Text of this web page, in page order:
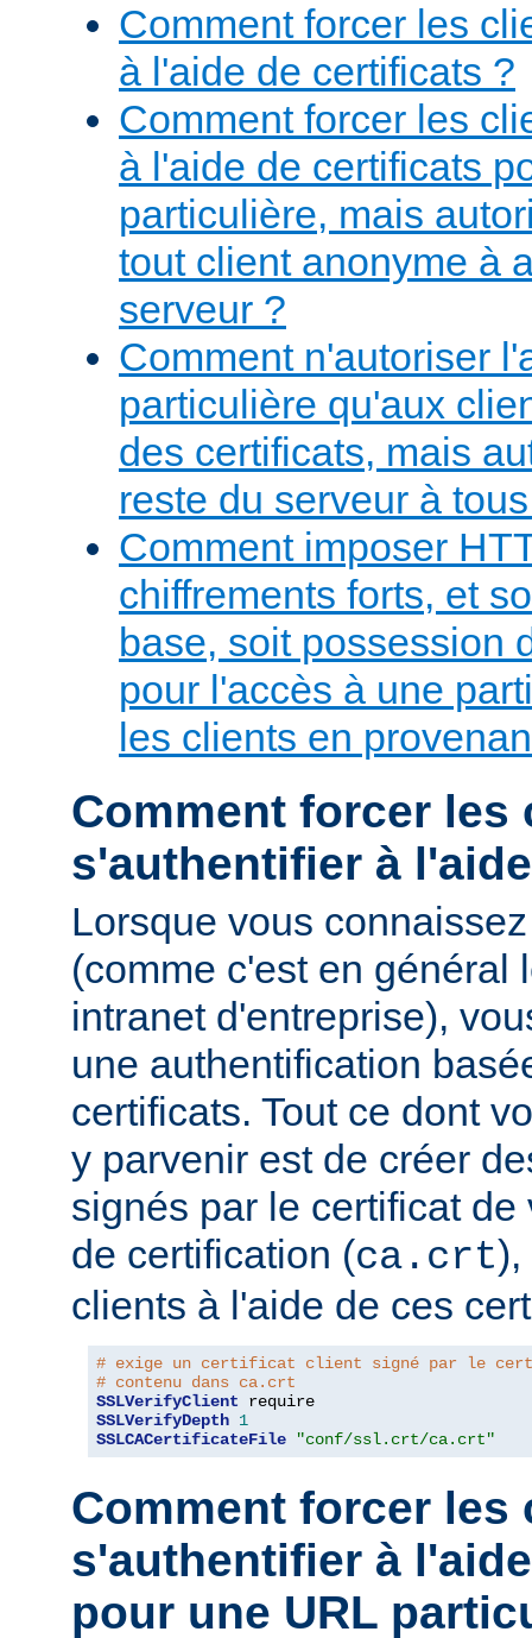
Comment forcer les
à l'aide de certificats ?
Comment forcer les
à l'aide de certificats
particulière, mais
tout client anonyme à
serveur ?
Comment n'autoriser
particulière qu'aux
des certificats, mais
reste du serveur à
Comment imposer
chiffrements forts, et
base, soit possession
pour l'accès à une
les clients en
Comment forcer les
s'authentifier à
Lorsque vous
(comme c'est en général
intranet d'entreprise),
une authentification
certificats. Tout ce dont
y parvenir est de créer
signés par le certificat
de certification (ca.crt),
clients à l'aide de ces
# exige un certificat client signé par le
# contenu dans ca.crt
SSLVerifyClient
SSLVerifyDepth 1
SSLCACertificateFile
"conf/ssl.crt/ca.crt"
Comment forcer les
s'authentifier à
pour une URL